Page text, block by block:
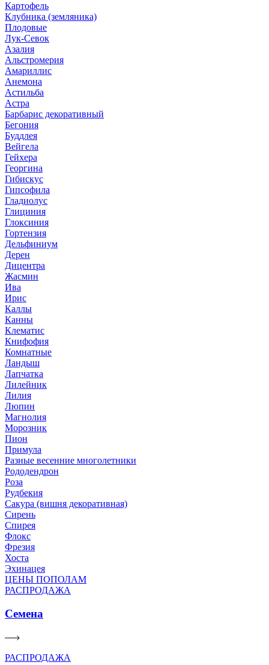
Картофель
Клубника (земляника)
Плодовые
Лук-Севок
Азалия
Альстромерия
Амариллис
Анемона
Астильба
Астра
Барбарис декоративный
Бегония
Буддлея
Вейгела
Гейхера
Георгина
Гибискус
Гипсофила
Гладиолус
Глициния
Глоксиния
Гортензия
Дельфиниум
Дерен
Дицентра
Жасмин
Ива
Ирис
Каллы
Канны
Клематис
Книфофия
Комнатные
Ландыш
Лапчатка
Лилейник
Лилия
Люпин
Магнолия
Морозник
Пион
Примула
Разные весенние многолетники
Рододендрон
Роза
Рудбекия
Сакура (вишня декоративная)
Сирень
Спирея
Флокс
Фрезия
Хоста
Эхинацея
ЦЕНЫ ПОПОЛАМ
РАСПРОДАЖА
Семена
РАСПРОДАЖА